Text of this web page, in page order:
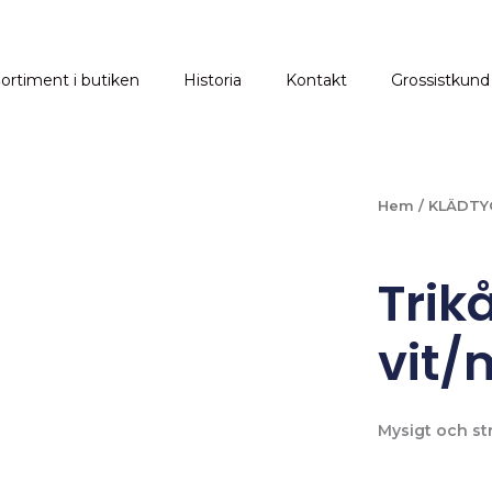
i butiken Historia Kontakt Grossistkund
Hem /
vit/
Mysigt och